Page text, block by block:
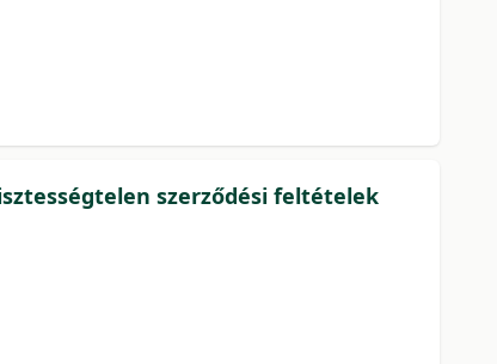
szerződési feltételek